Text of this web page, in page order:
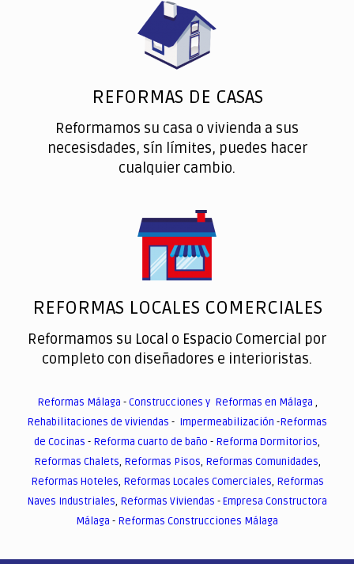
REFORMAS DE CASAS
Reformamos su casa o vivienda a sus
necesisdades, sín límites, puedes hacer
cualquier cambio.
REFORMAS LOCALES COMERCIALES
Reformamos su Local o Espacio Comercial por
completo con diseñadores e interioristas.
Reformas Málaga -Construcciones y Reformas en Málaga ,
Rehabilitaciones de viviendas - Impermeabilización -Reformas
de Cocinas - Reforma cuarto de baño - Reforma Dormitorios,
Reformas Chalets, Reformas Pisos, Reformas Comunidades,
Reformas Hoteles, Reformas Locales Comerciales, Reformas
Naves Industriales, Reformas Viviendas -Empresa Constructora
Málaga - Reformas Construcciones Málaga